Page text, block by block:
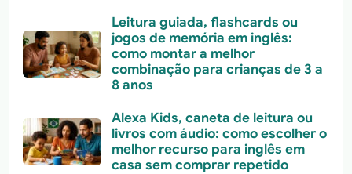
Leitura guiada, flashcards ou
jogos de memória em inglês:
como montar a melhor
combinação para crianças de 3 a
8 anos
Alexa Kids, caneta de leitura ou
livros com áudio: como escolher o
melhor recurso para inglês em
casa sem comprar repetido